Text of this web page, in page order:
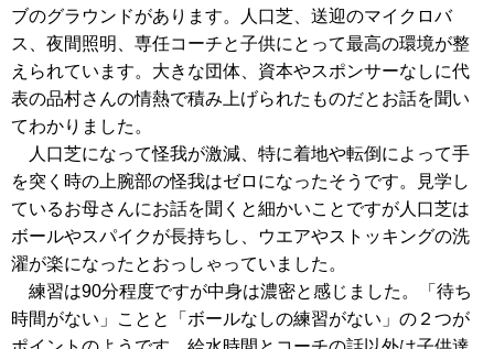
ブのグラウンドがあります。人口芝、送迎のマイクロバ
ス、夜間照明、専任コーチと子供にとって最高の環境が整
えられています。大きな団体、資本やスポンサーなしに代
表の品村さんの情熱で積み上げられたものだとお話を聞い
てわかりました。
人口芝になって怪我が激減、特に着地や転倒によって手
を突く時の上腕部の怪我はゼロになったそうです。見学し
ているお母さんにお話を聞くと細かいことですが人口芝は
ボールやスパイクが長持ちし、ウエアやストッキングの洗
濯が楽になったとおっしゃっていました。
練習は90分程度ですが中身は濃密と感じました。「待ち
時間がない」ことと「ボールなしの練習がない」の２つが